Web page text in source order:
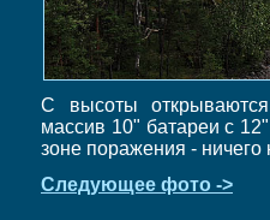
С высоты
массив 10" батареи с
зоне поражения -
Следующее фото ->